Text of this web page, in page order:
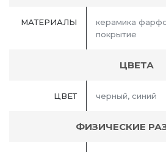
МАТЕРИАЛЫ
керамика
покрытие
ЦВЕТА
ЦВЕТ черный, синий
ФИЗИЧЕСКИЕ